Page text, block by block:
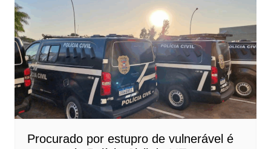
Procurado por estupro de vulnerável é